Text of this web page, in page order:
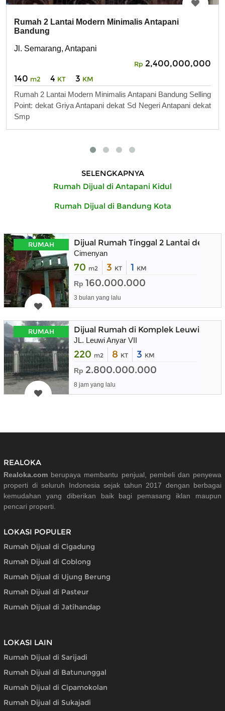
Rumah 2 Lantai Modern Minimalis Antapani
Bandung
Jl. Semarang, Antapani
Rp 2,400,000,000
140 m2 4 KT 3 KM
Rumah 2 Lantai Modern Minimalis Antapani Bandung Selling
Point: dekat Griya Antapani dekat Sd Negeri Antapani dekat
Smp
SELENGKAPNYA
Rumah Dijual di Antapani Kidul
Rumah Dijual di Bandung Kota
RUMAH Dijual Rumah Tinggal 2 Lantai
Cimenyan
70 m2 3 KT 1 KM
Rp 160.000.000
3 bulan yang lalu
RUMAH Dijual Rumah di Komplek Leuwi
JL. Leuwi Anyar VII
220 m2 8 KT 3 KM
Rp 2.800.000.000
8 jam yang lalu
REALOKA
Realoka.com berupaya membantu penjual, pembeli dan penyewa
properti di seluruh Indonesia sejak tahun 2017 dengan berbagai
kemudahan yang diberikan baik bagi pemasang iklan maupun
pencari properti.
LOKASI POPULER
Rumah Dijual di Cigadung
Rumah Dijual di Coblong
Rumah Dijual di Ujung Berung
Rumah Dijual di Pasteur
Rumah Dijual di Jatihandap
LOKASI LAIN
Rumah Dijual di Sarijadi
Rumah Dijual di Batununggal
Rumah Dijual di Cipamokolan
Rumah Dijual di Sukajadi